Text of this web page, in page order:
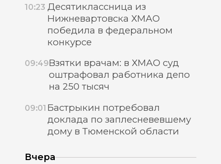
10:23 Десятиклассница из
Нижневартовска ХМАО
победила в федеральном
конкурсе
09:49Взятки врачам: в ХМАО суд
оштрафовал работника депо
на 250 тысяч
09:01 Бастрыкин потребовал
доклада по заплесневевшему
дому в Тюменской области
Вчера